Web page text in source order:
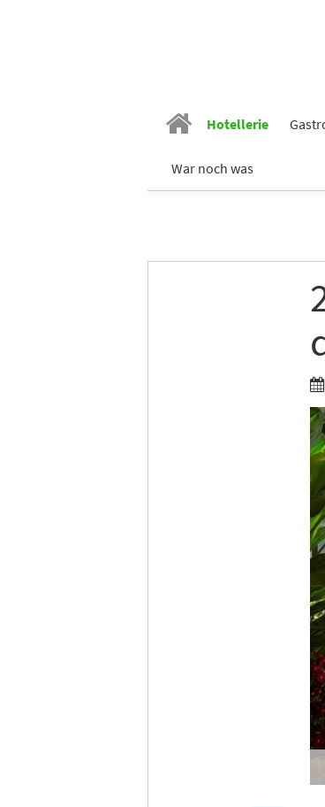
Hotellerie
War noch was